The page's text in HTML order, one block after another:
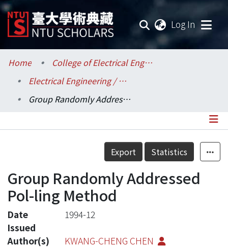
Log In
Communities & Collections
Research Outputs
Statistics
Home
College of Electrical Engineering and Computer Science / 電機資訊學院
Electrical Engineering / 電機工程學系
Group Randomly Addressed Pol-ling Method
Details
Export Statistics
Group Randomly Addressed
Pol-ling Method
Date
Issued
1994-12
Author(s)
KWANG-CHENG CHEN